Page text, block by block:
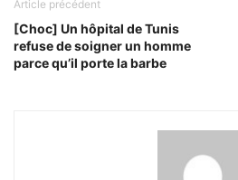
Article précédent
[Choc] Un hôpital de Tunis
refuse de soigner un homme
parce qu’il porte la barbe